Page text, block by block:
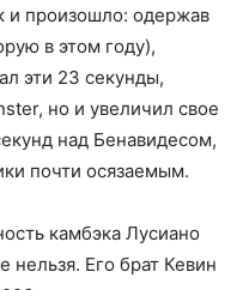
и произошло: одержав
в этом году),
эти 23 секунды,
но и увеличил свое
над Бенавидесом,
почти осязаемым.
камбэка Лусиано
нельзя. Его брат Кевин